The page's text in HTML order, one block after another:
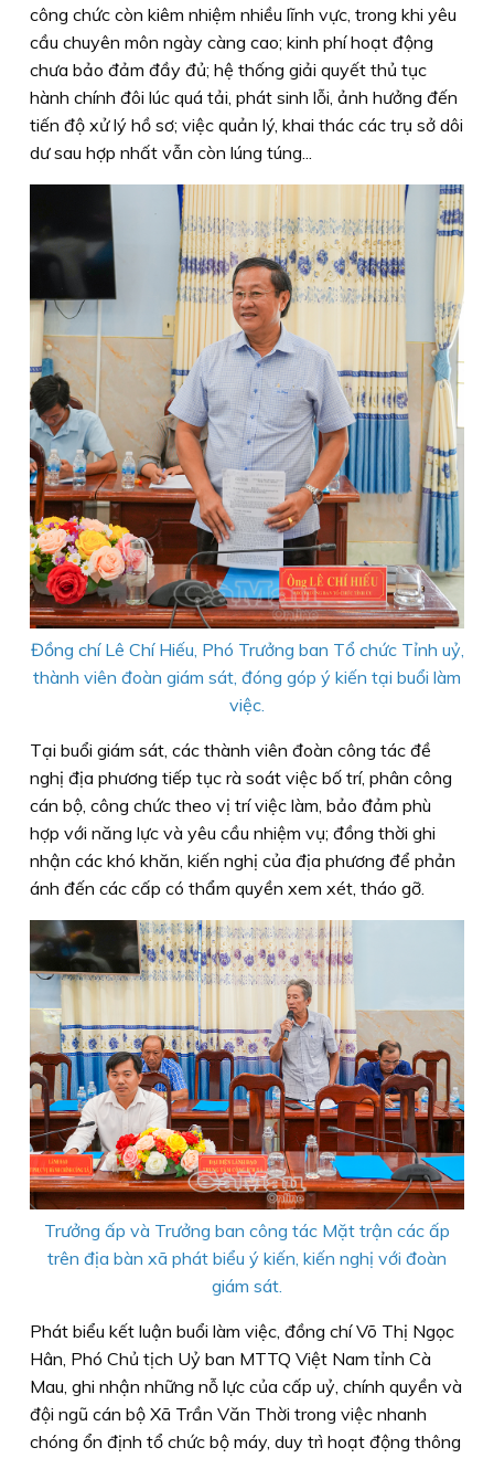
công chức còn kiêm nhiệm nhiều lĩnh vực, trong khi yêu
cầu chuyên môn ngày càng cao; kinh phí hoạt động
chưa bảo đảm đầy đủ; hệ thống giải quyết thủ tục
hành chính đôi lúc quá tải, phát sinh lỗi, ảnh hưởng đến
tiến độ xử lý hồ sơ; việc quản lý, khai thác các trụ sở dôi
dư sau hợp nhất vẫn còn lúng túng...
Đồng chí Lê Chí Hiếu, Phó Trưởng ban Tổ chức Tỉnh uỷ,
thành viên đoàn giám sát, đóng góp ý kiến tại buổi làm
việc.
Tại buổi giám sát, các thành viên đoàn công tác đề
nghị địa phương tiếp tục rà soát việc bố trí, phân công
cán bộ, công chức theo vị trí việc làm, bảo đảm phù
hợp với năng lực và yêu cầu nhiệm vụ; đồng thời ghi
nhận các khó khăn, kiến nghị của địa phương để phản
ánh đến các cấp có thẩm quyền xem xét, tháo gỡ.
Trưởng ấp và Trưởng ban công tác Mặt trận các ấp
trên địa bàn xã phát biểu ý kiến, kiến nghị với đoàn
giám sát.
Phát biểu kết luận buổi làm việc, đồng chí Võ Thị Ngọc
Hân, Phó Chủ tịch Uỷ ban MTTQ Việt Nam tỉnh Cà
Mau, ghi nhận những nỗ lực của cấp uỷ, chính quyền và
đội ngũ cán bộ Xã Trần Văn Thời trong việc nhanh
chóng ổn định tổ chức bộ máy, duy trì hoạt động thông